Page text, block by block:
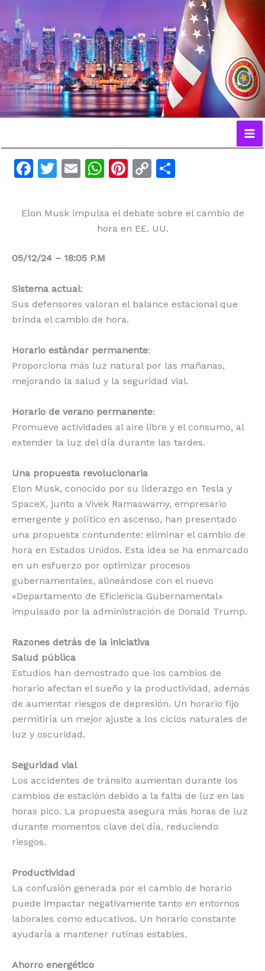
contenido
F
c
o
o
k
T
itt
E
ai
l
W
at
s
p
Pi
te
re
C
p
y
m
Elon Musk impulsa el debate sobre el cambio de
hora en EE. UU.
05/12/24 – 18:05 P.M
Sistema actual:
Sus defensores valoran el balance estacional que
brinda el cambio de hora.
Horario estándar permanente:
Proporciona más luz natural por las mañanas,
mejorando la salud y la seguridad vial.
Horario de verano permanente:
Promueve actividades al aire libre y el consumo, al
extender la luz del día durante las tardes.
Una propuesta revolucionaria
Elon Musk, conocido por su liderazgo en Tesla y
SpaceX, junto a Vivek Ramaswamy, empresario
emergente y político en ascenso, han presentado
una propuesta contundente: eliminar el cambio de
hora en Estados Unidos. Esta idea se ha enmarcado
en un esfuerzo por optimizar procesos
gubernamentales, alineándose con el nuevo
«Departamento de Eficiencia Gubernamental»
impulsado por la administración de Donald Trump.
Razones detrás de la iniciativa
Salud pública
Estudios han demostrado que los cambios de
horario afectan el sueño y la productividad, además
de aumentar riesgos de depresión. Un horario fijo
permitiría un mejor ajuste a los ciclos naturales de
luz y oscuridad.
Seguridad vial
Los accidentes de tránsito aumentan durante los
cambios de estación debido a la falta de luz en las
horas pico. La propuesta asegura más horas de luz
durante momentos clave del día, reduciendo
riesgos.
Productividad
La confusión generada por el cambio de horario
puede impactar negativamente tanto en entornos
laborales como educativos. Un horario constante
ayudaría a mantener rutinas estables.
Ahorro energético